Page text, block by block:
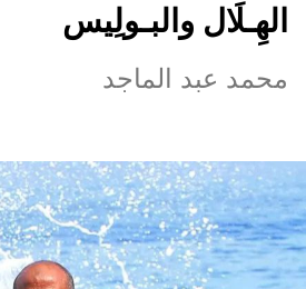
الهِـلَال والبـولِيس
محمد عبد الماجد